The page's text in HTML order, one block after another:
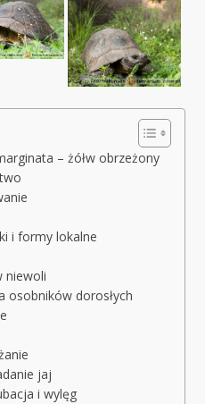
– żółw obrzeżony
i formy lokalne
niewoli
osobników dorosłych
jaj
i wylęg